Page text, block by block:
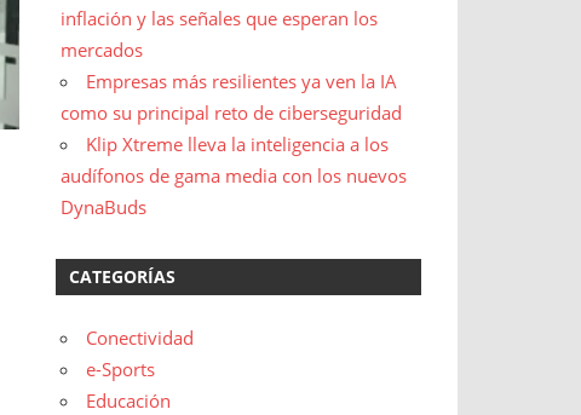
inflación y las señales que esperan los
mercados
Empresas más resilientes ya ven la IA
como su principal reto de ciberseguridad
Klip Xtreme lleva la inteligencia a los
audífonos de gama media con los nuevos
DynaBuds
CATEGORÍAS
Conectividad
e-Sports
Educación